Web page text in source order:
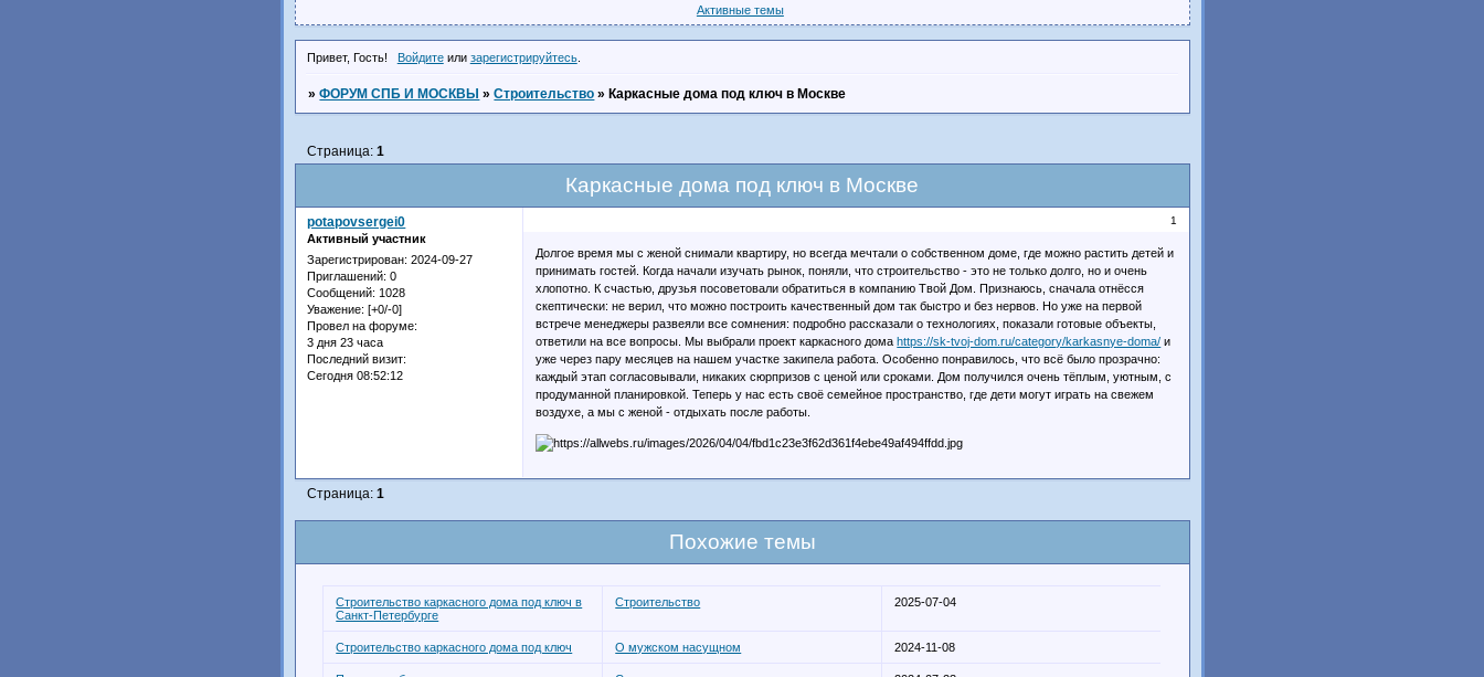
Активные темы
Привет, Гость! Войдитеили зарегистрируйтесь.
»ФОРУМ СПБ И МОСКВЫ »Строительство » Каркасные дома под ключ в Москве
Каркасные дома под ключ в Москве
Страница:1
1
potapovsergei0
Активный участник
Зарегистрирован: 2024-09-27
Приглашений: 0
Сообщений: 1028
Уважение: [+0/-0]
Провел на форуме:
3 дня 23 часа
Последний визит:
Сегодня 08:52:12
Долгое время мы с женой снимали квартиру, но всегда мечтали о собственном доме, где можно растить детей и
принимать гостей. Когда начали изучать рынок, поняли, что строительство - это не только долго, но и очень
хлопотно. К счастью, друзья посоветовали обратиться в компанию Твой Дом. Признаюсь, сначала отнёсся
скептически: не верил, что можно построить качественный дом так быстро и без нервов. Но уже на первой
встрече менеджеры развеяли все сомнения: подробно рассказали о технологиях, показали готовые объекты,
ответили на все вопросы. Мы выбрали проект каркасного домаhttps://sk-tvoj-dom.ru/category/karkasnye-doma/ и
уже через пару месяцев на нашем участке закипела работа. Особенно понравилось, что всё было прозрачно:
каждый этап согласовывали, никаких сюрпризов с ценой или сроками. Дом получился очень тёплым, уютным, с
продуманной планировкой. Теперь у нас есть своё семейное пространство, где дети могут играть на свежем
воздухе, а мы с женой - отдыхать после работы.
Страница:1
Похожие темы
Строительство каркасного дома под ключ в
Санкт-Петербурге
Строительство 2025-07-04
Строительство каркасного дома под ключ О мужском насущном 2024-11-08